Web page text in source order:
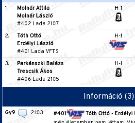
1.
Molnár Attila
Molnár László
#402 Lada 2107
H-1
2.
Tóth Ottó
Erdélyi László
#401 Lada VFTS
H-1
3.
Parkánszki Balázs
Trescsik Ákos
#406 Lada 2105
H-1
Információ (3)
Gy9 21:03 #401 Tóth Ottó - Erdélyi